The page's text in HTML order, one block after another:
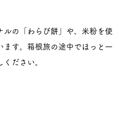
ルの「わらび餅」や、米粉を使
ます。箱根旅の途中でほっと一
ださい。